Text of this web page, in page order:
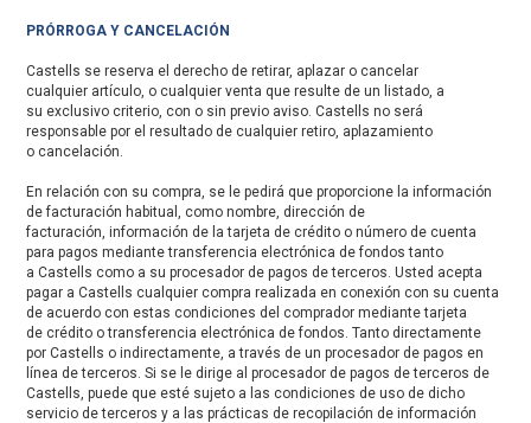
PRÓRROGA Y CANCELACIÓN
Castells se reserva el derecho de retirar, aplazar o cancelar
cualquier artículo, o cualquier venta que resulte de un listado, a
su exclusivo criterio, con o sin previo aviso. Castells no será
responsable por el resultado de cualquier retiro, aplazamiento
o cancelación.
En relación con su compra, se le pedirá que proporcione la información
de facturación habitual, como nombre, dirección de
facturación, información de la tarjeta de crédito o número de cuenta
para pagos mediante transferencia electrónica de fondos tanto
a Castells como a su procesador de pagos de terceros. Usted acepta
pagar a Castells cualquier compra realizada en conexión con su cuenta
de acuerdo con estas condiciones del comprador mediante tarjeta
de crédito o transferencia electrónica de fondos. Tanto directamente
por Castells o indirectamente, a través de un procesador de pagos en
línea de terceros. Si se le dirige al procesador de pagos de terceros de
Castells, puede que esté sujeto a las condiciones de uso de dicho
servicio de terceros y a las prácticas de recopilación de información